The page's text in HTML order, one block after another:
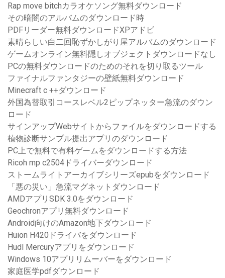
Rap move bitchカラオケソング無料ダウンロード
その暗闇のアルバムのダウンロード時
PDFリーダー無料ダウンロードXPアドビ
素晴らしい白二回恥ずかしがり屋アルバムのダウンロード
ゲームオンライン無料隠しオブジェクトダウンロードなし
PCの無料ダウンロードのためのそれを切り取るツール
ファイナルファンタジーの壁紙無料ダウンロード
Minecraft c ++ダウンロード
外国為替取引コースレベル2ピップネッター急流のダウン
ロード
サインアップWebサイトからファイルをダウンロードする
植物診断サンプル提出アプリのダウンロード
PC上で無料で有料ゲームをダウンロードする方法
Ricoh mp c2504ドライバーダウンロード
ストームライトアーカイブシリーズepubをダウンロード
「悪の災い」急流マグネットダウンロード
AMDアプリSDK 3.0をダウンロード
Geochronアプリ無料ダウンロード
Android向けのAmazon地下ダウンロード
Huion H420ドライバをダウンロード
Hudl Mercuryアプリをダウンロード
Windows 10アプリリムーバーをダウンロード
家庭医学pdfダウンロード